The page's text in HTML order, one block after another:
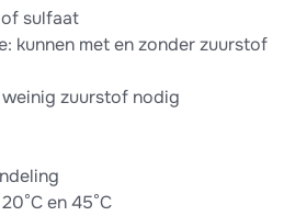
sulfaat
kunnen met en zonder zuurstof
zuurstof nodig
en 45°C